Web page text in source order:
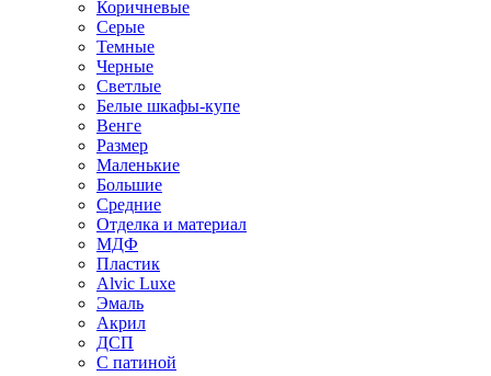
Коричневые
Серые
Темные
Черные
Светлые
Белые шкафы-купе
Венге
Размер
Маленькие
Большие
Средние
Отделка и материал
МДФ
Пластик
Alvic Luxe
Эмаль
Акрил
ДСП
С патиной